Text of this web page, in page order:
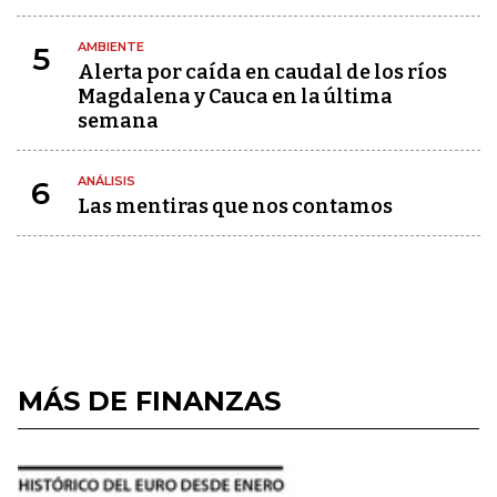
5 AMBIENTE
Alerta por caída en caudal de los ríos
Magdalena y Cauca en la última
semana
6 ANÁLISIS
Las mentiras que nos contamos
MÁS DE FINANZAS